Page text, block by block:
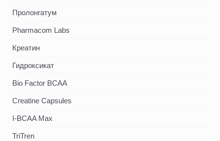
Пролонгатум
Pharmacom Labs
Креатин
Гидроксикат
Bio Factor BCAA
Creatine Capsules
I-BCAA Max
TriTren